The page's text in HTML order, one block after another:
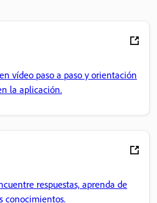
vídeo paso a paso y orientación
la aplicación.
respuestas, aprenda de
conocimientos.